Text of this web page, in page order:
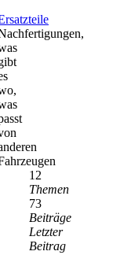
12
Themen
73
Beiträge
Letzter
Beitrag